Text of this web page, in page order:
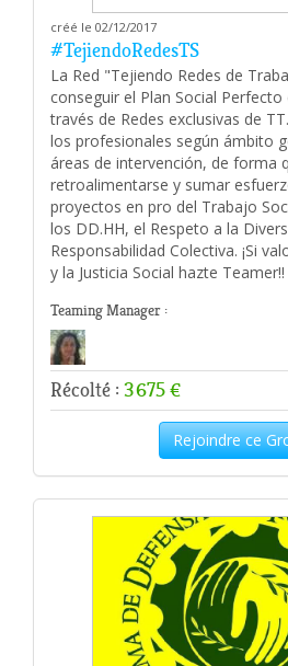
créé le 02/12/2017
#TejiendoRedesTS
La Red "Tejiendo Redes de
conseguir el Plan Social
través de Redes exclusivas de
los profesionales según ámbito
áreas de intervención, de forma
retroalimentarse y sumar
proyectos en pro del Trabajo
los DD.HH, el Respeto a la
Responsabilidad Colectiva. ¡Si
y la Justicia Social hazte Teamer!!
Teaming Manager :
Récolté : 3 675 €
Rejoindre ce